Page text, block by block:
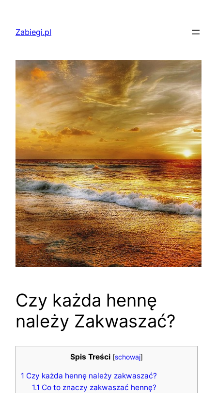
treściZabiegi.pl
Czy każda hennę
należy Zakwaszać?
Spis Treści [schowaj]
1 Czy każda hennę należy zakwaszać?
1.1 Co to znaczy zakwaszać hennę?